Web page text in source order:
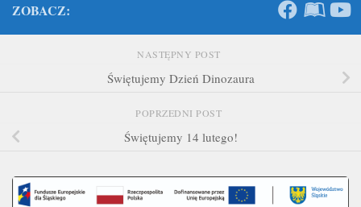
ZOBACZ:
NASTĘPNY POST
Świętujemy Dzień Dinozaura
POPRZEDNI POST
Świętujemy 14 lutego!